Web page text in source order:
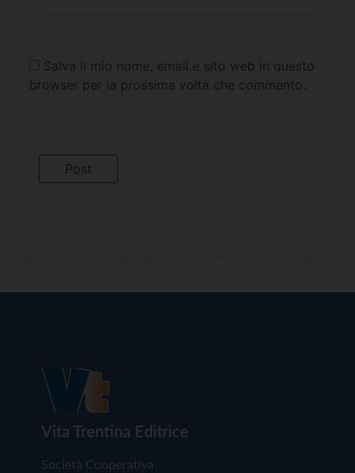
Salva il mio nome, email e sito web in questo
browser per la prossima volta che commento.
Vita Trentina Editrice
Società Cooperativa